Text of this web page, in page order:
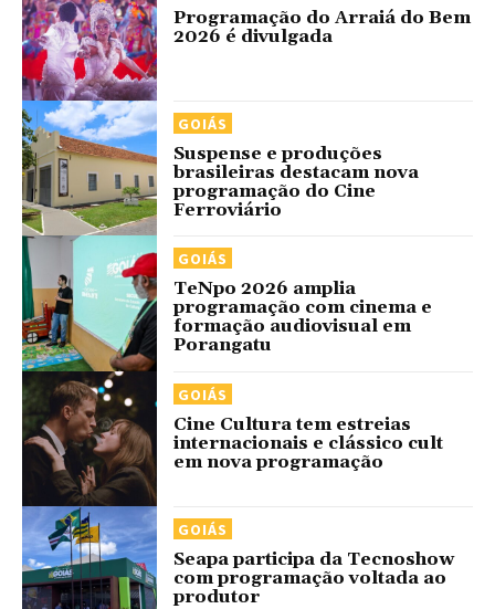
Programação do Arraiá do Bem
2026 é divulgada
GOIÁS
Suspense e produções
brasileiras destacam nova
programação do Cine
Ferroviário
GOIÁS
TeNpo 2026 amplia
programação com cinema e
formação audiovisual em
Porangatu
GOIÁS
Cine Cultura tem estreias
internacionais e clássico cult
em nova programação
GOIÁS
Seapa participa da Tecnoshow
com programação voltada ao
produtor